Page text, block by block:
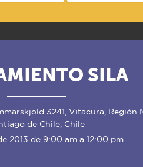
SILA
3241, Vitacura, Región
de Chile, Chile
2013 de 9:00 am a 12:00 pm